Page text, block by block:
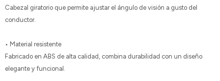
Cabezal giratorio que permite ajustar el ángulo de visión a gusto del
conductor.
• Material resistente
Fabricado en ABS de alta calidad, combina durabilidad con un diseño
elegante y funcional.